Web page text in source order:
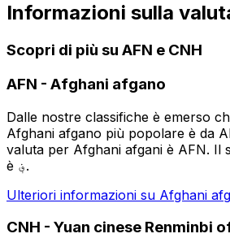
Informazioni sulla
Scopri di più su AFN e CNH
AFN - Afghani afgano
Dalle nostre classifiche è emerso
Afghani afgano più popolare è da
valuta per Afghani afgani è AFN. Il
è ؋.
Ulteriori informazioni su Afghani
CNH - Yuan cinese Renminbi